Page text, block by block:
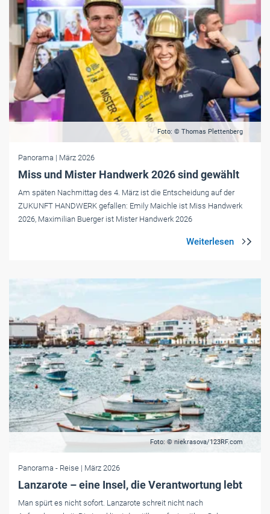
Foto: © Thomas Plettenberg
Panorama | März 2026
Miss und Mister Handwerk 2026 sind gewählt
Am späten Nachmittag des 4. März ist die Entscheidung auf der
ZUKUNFT HANDWERK gefallen: Emily Maichle ist Miss Handwerk
2026, Maximilian Buerger ist Mister Handwerk 2026
Foto: © niekrasova/123RF.com
Panorama - Reise | März 2026
Lanzarote – eine Insel, die Verantwortung lebt
Man spürt es nicht sofort. Lanzarote schreit nicht nach